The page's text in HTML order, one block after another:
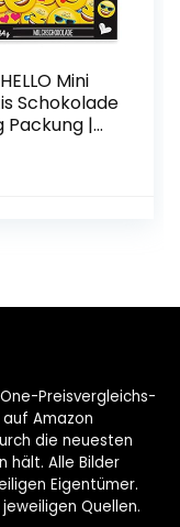
Mini
Schokolade
Packung |
Preisvergleichs-
Amazon
die neuesten
hält. Alle Bilder
Eigentümer.
Quellen.